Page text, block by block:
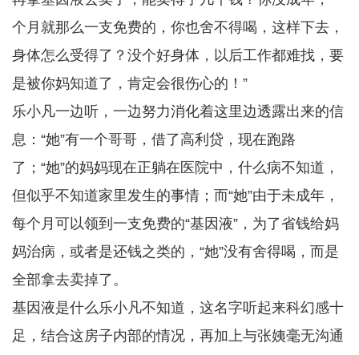
个月就那么一支免费的，你也舍不得喝，这样下去，
身体怎么受得了？没个好身体，以后工作都难找，要
是被你妈知道了，肯定会很伤心的！”
乐小凡一边听，一边努力消化着这里边透露出来的信
息：“她”有一个哥哥，借了高利贷，现在跑路
了；“她”的妈妈现在正躺在医院中，什么病不知道，
但似乎不知道家里发生的事情；而“她”由于未成年，
每个月可以领到一支免费的“基因液”，为了省钱给妈
妈治病，或者是还钱之类的，“她”没有舍得喝，而是
全部拿去卖掉了。
基因液是什么乐小凡不知道，这名字听起来科幻感十
足，结合这房子内部的情况，再加上与张姨毫无沟通